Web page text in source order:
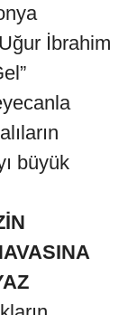
İbrahim
büyük